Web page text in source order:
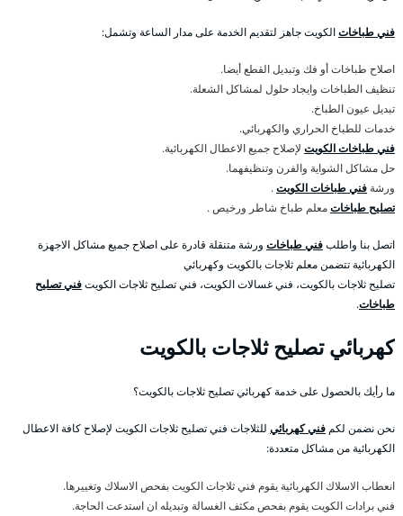
فني طباخاتالكويت جاهز لتقديم الخدمة على مدار الساعة وتشمل:
اصلاح طباخات أو فك وتبديل القطع أيضا.
تنظيف الطباخات وايجاد حلول لمشاكل الشعلة.
تبديل عيون الطباخ.
خدمات للطباخ الحراري والكهربائي.
فني طباخات الكويت لإصلاح جميع الاعطال الكهربائية.
حل مشاكل الشواية والفرن وتنظيفهما.
ورشة فني طباخات الكويت.
تصليح طباخاتمعلم طباخ شاطر ورخيص .
اتصل بنا واطلبفني طباخات ورشة متنقلة قادرة على اصلاح جميع مشاكل الاجهزة
الكهربائية تتضمن معلم ثلاجات بالكويت وكهربائي
تصليح ثلاجات بالكويت، فني غسالات الكويت، فني تصليح ثلاجات الكويتفني تصليح
طباخات.
كهربائي تصليح ثلاجات بالكويت
ما رأيك بالحصول على خدمة كهربائي تصليح ثلاجات بالكويت؟
نحن نضمن لكم فني كهربائي للثلاجات فني تصليح ثلاجات الكويت لإصلاح كافة الاعطال
الكهربائية من مشاكل متعددة:
انعطاب الاسلاك الكهربائية يقوم فني ثلاجات الكويت بفحص الاسلاك وتغييرها.
فني برادات الكويت يقوم بفحص مكثف الغسالة وتبديله ان استدعت الحاجة.